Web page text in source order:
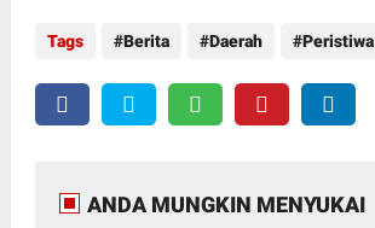
Tags Berita Daerah Peristiwa
ANDA MUNGKIN MENYUKAI